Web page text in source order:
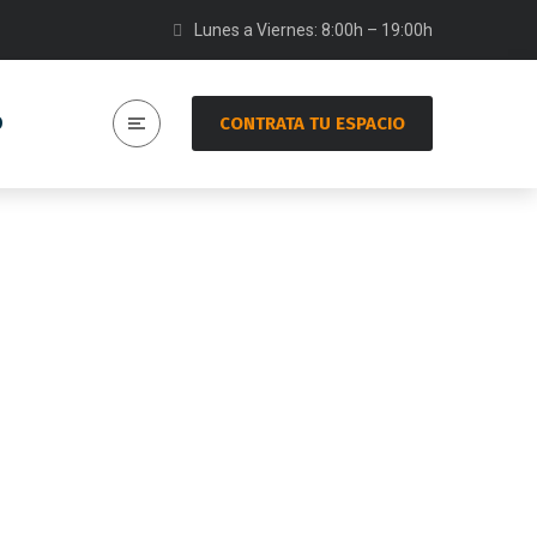
Lunes a Viernes: 8:00h – 19:00h
CONTRATA TU ESPACIO